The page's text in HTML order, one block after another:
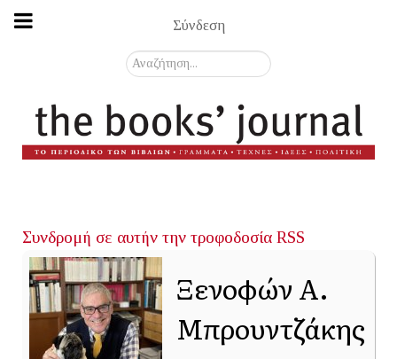
Σύνδεση
Αναζήτηση...
Συνδρομή σε αυτήν την τροφοδοσία RSS
Ξενοφών Α.
Μπρουντζάκης